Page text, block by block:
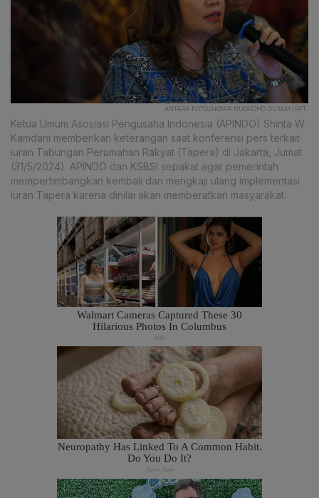
ANTARA FOTO/AKBAR NUGROHO GUMAY/SPT.
Ketua Umum Asosiasi Pengusaha Indonesia (APINDO) Shinta W.
Kamdani memberikan keterangan saat konferensi pers terkait
iuran Tabungan Perumahan Rakyat (Tapera) di Jakarta, Jumat
(31/5/2024). APINDO dan KSBSI sepakat agar pemerintah
mempertimbangkan kembali dan mengkaji ulang implementasi
iuran Tapera karena dinilai akan memberatkan masyarakat.